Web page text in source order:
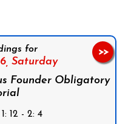
for
Saturday
Founder Obligatory
12 - 2: 4
>>